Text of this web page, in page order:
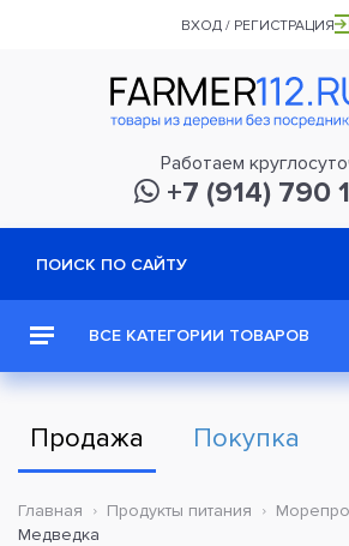
ВХОД / РЕГИСТРАЦИЯ
Работаем
+7 (914) 790
ВСЕ КАТЕГОРИИ ТОВАРОВ
Продажа Покупка
Главная Продукты питания
Медведка